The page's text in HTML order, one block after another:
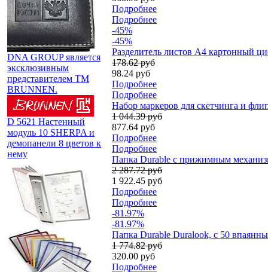
DNA GROUP является
эксклюзивным
представителем TM
BRUNNEN.
D 5621 Настенный
модуль 10 SHERPA и
демопанели 8 цветов к
нему
Подробнее
Подробнее
-45%
-45%
Разделитель листов А4 картонный
178.62 руб
98.24 руб
Подробнее
Подробнее
Набор маркеров для скетчинга и
1 044.39 руб
877.64 руб
Подробнее
Подробнее
Папка Durable с прижимным
2 287.72 руб
1 922.45 руб
Подробнее
Подробнее
-81.97%
-81.97%
Папка Durable Duralook, с 50
1 774.82 руб
320.00 руб
Подробнее